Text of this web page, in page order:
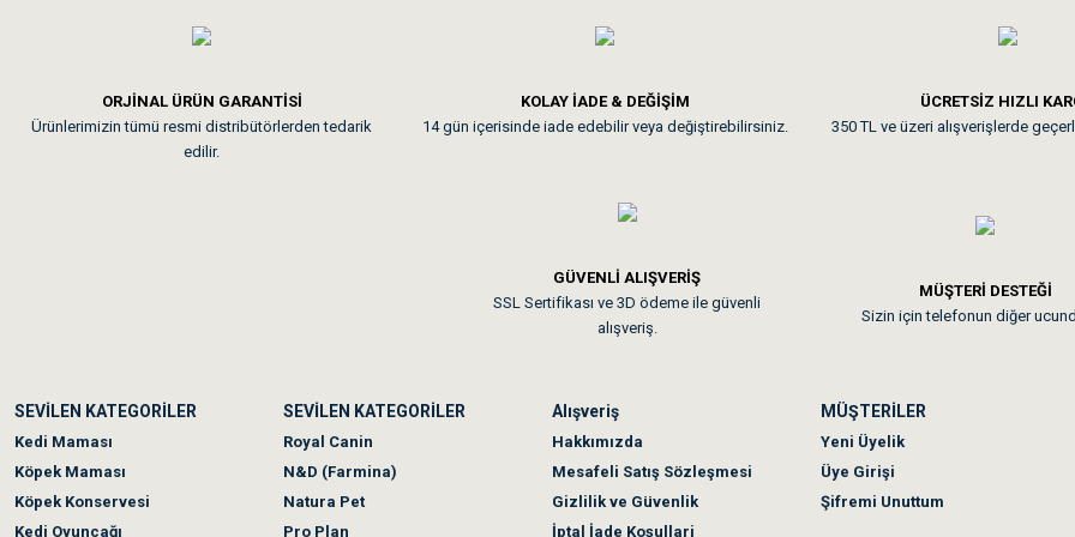
Kedilerim beğeniyorlar. Memnunuz. Uygun fiyatta olması iyi.
Akşam verdiğim sipariş bir sonraki gün elime ulaştı. Jack russell köpeğim severek yedi. Tüy
ORJİNAL ÜRÜN GARANTİSİ
Ürünlerimizin tümü resmi distribütörlerden tedarik
edilir.
KOLAY İADE & DEĞİŞİM
14 gün içerisinde iade edebilir veya değiştirebilirsiniz.
ÜCRETSİZ HIZLI
350 TL ve üzeri alışverişlerde
GÜVENLİ ALIŞVERİŞ
SSL Sertifikası ve 3D ödeme ile güvenli
alışveriş.
MÜŞTERİ DESTEĞİ
Sizin için telefonun diğer
SEVİLEN KATEGORİLER
Kedi Maması
Köpek Maması
Köpek Konservesi
Kedi Oyuncağı
SEVİLEN KATEGORİLER
Royal Canin
N&D (Farmina)
Natura Pet
Pro Plan
Alışveriş
Hakkımızda
Mesafeli Satış Sözleşmesi
Gizlilik ve Güvenlik
İptal İade Koşullari
MÜŞTERİLER
Yeni Üyelik
Üye Girişi
Şifremi Unuttum